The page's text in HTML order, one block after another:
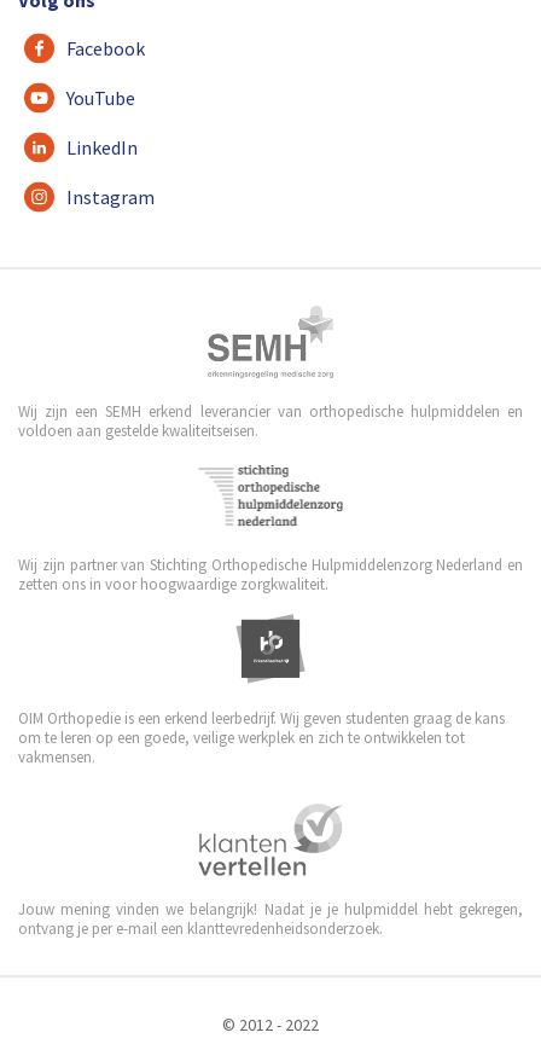
Facebook
YouTube
LinkedIn
Instagram
Wij zijn een SEMH erkend leverancier van orthopedische hulpmiddelen en
voldoen aan gestelde kwaliteitseisen.
Wij zijn partner van Stichting Orthopedische Hulpmiddelenzorg Nederland en
zetten ons in voor hoogwaardige zorgkwaliteit.
OIM Orthopedie is een erkend leerbedrijf. Wij geven studenten graag de kans
om te leren op een goede, veilige werkplek en zich te ontwikkelen tot
vakmensen.
Jouw mening vinden we belangrijk! Nadat je je hulpmiddel hebt gekregen,
ontvang je per e-mail een klanttevredenheidsonderzoek.
© 2012 - 2022